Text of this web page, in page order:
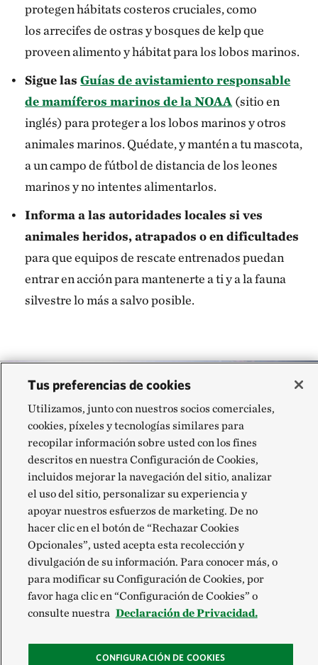
protegen hábitats costeros cruciales, como
los arrecifes de ostras y bosques de kelp que
proveen alimento y hábitat para los lobos marinos.
Sigue lasGuías de avistamiento responsable
de mamíferos marinos de la NOAA (sitio en
inglés) para proteger a los lobos marinos y otros
animales marinos. Quédate, y mantén a tu mascota,
a un campo de fútbol de distancia de los leones
marinos y no intentes alimentarlos.
Informa a las autoridades locales si ves
animales heridos, atrapados o en dificultades
para que equipos de rescate entrenados puedan
entrar en acción para mantenerte a ti y a la fauna
silvestre lo más a salvo posible.
ARRECIFE DE CORAL SANO
Uno de los últimos arrecifes de coral cuerno de
Tortugas en los cayos de Florida.©Rachel Hancock Davis/TNC
Tus preferencias de cookies
Utilizamos, junto con nuestros socios comerciales,
cookies, píxeles y tecnologías similares para
recopilar información sobre usted con los fines
descritos en nuestra Configuración de Cookies,
incluidos mejorar la navegación del sitio, analizar
el uso del sitio, personalizar su experiencia y
apoyar nuestros esfuerzos de marketing. De no
hacer clic en el botón de “Rechazar Cookies
Opcionales”, usted acepta esta recolección y
divulgación de su información. Para conocer más, o
para modificar su Configuración de Cookies, por
favor haga clic en “Configuración de Cookies” o
consulte nuestra Declaración de Privacidad.
CONFIGURACIÓN DE COOKIES